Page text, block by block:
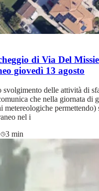
di Via Del
giovedì 13 agosto
delle attività di
che nella giornata di
metereologiche permettendo)
nel i
3 min